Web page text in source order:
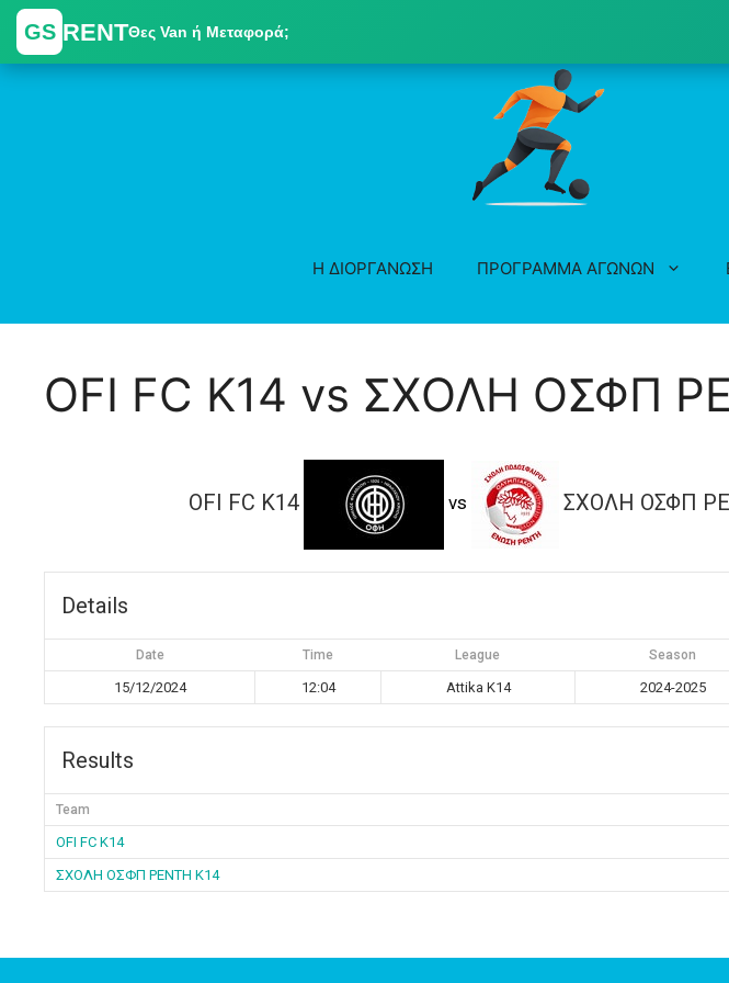
GS RENTΘες Van ή Μεταφορά;
Skip
Η ΔΙΟΡΓΑΝΩΣΗ ΠΡΟΓΡΑΜΜΑ ΑΓΩΝΩΝ
OFI FC K14 vs ΣΧΟΛΗ ΟΣΦΠ
OFI FC K14 vs ΣΧΟΛΗ ΟΣΦΠ
Details
Date Time League Season
15/12/2024 12:04 Attika K14 2024-2025
Results
Team
OFI FC K14
ΣΧΟΛΗ ΟΣΦΠ ΡΕΝΤΗ K14